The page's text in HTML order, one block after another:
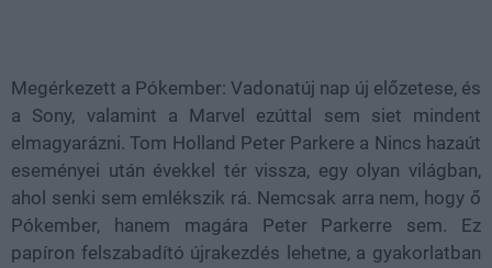
Megérkezett a Pókember: Vadonatúj nap új előzetese, és
a Sony, valamint a Marvel ezúttal sem siet mindent
elmagyarázni. Tom Holland Peter Parkere a Nincs hazaút
eseményei után évekkel tér vissza, egy olyan világban,
ahol senki sem emlékszik rá. Nemcsak arra nem, hogy ő
Pókember, hanem magára Peter Parkerre sem. Ez
papíron felszabadító újrakezdés lehetne, a gyakorlatban